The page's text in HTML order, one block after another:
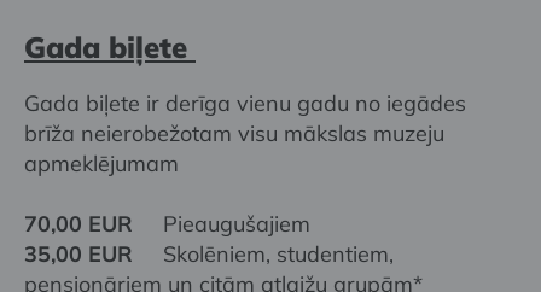
Gada biļete
Gada biļete ir derīga vienu gadu no iegādes
brīža neierobežotam visu mākslas muzeju
apmeklējumam
70,00 EUR Pieaugušajiem
35,00 EUR Skolēniem, studentiem,
pensionāriem un citām atlaižu grupām*